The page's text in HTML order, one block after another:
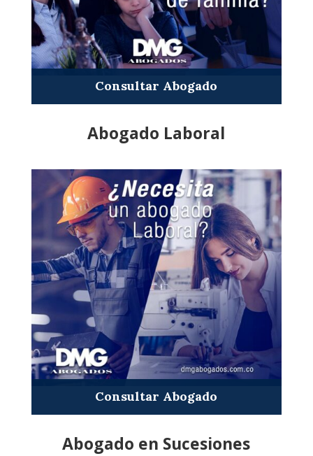
Consultar Abogado
Abogado Laboral
Consultar Abogado
Abogado en Sucesiones